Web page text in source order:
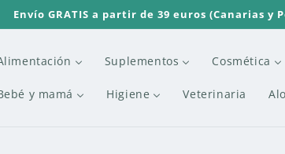
Envío GRATIS a partir de 39 euros (Canarias y
Suplementos Cosmética
y mamá Higiene Veterinaria